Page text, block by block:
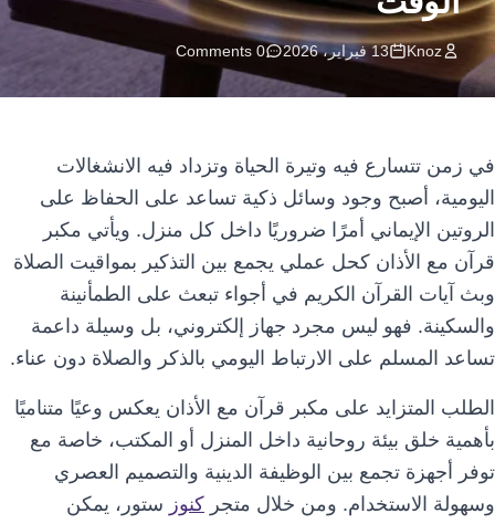
اللغة
العملة
Knoz 13 فبراير، 2026 0 Comments
في زمن تتسارع فيه وتيرة الحياة وتزداد فيه الانشغالات
اليومية، أصبح وجود وسائل ذكية تساعد على الحفاظ على
الروتين الإيماني أمرًا ضروريًا داخل كل منزل. ويأتي مكبر
قرآن مع الأذان كحل عملي يجمع بين التذكير بمواقيت الصلاة
وبث آيات القرآن الكريم في أجواء تبعث على الطمأنينة
والسكينة. فهو ليس مجرد جهاز إلكتروني، بل وسيلة داعمة
تساعد المسلم على الارتباط اليومي بالذكر والصلاة دون عناء.
الطلب المتزايد على مكبر قرآن مع الأذان يعكس وعيًا متناميًا
بأهمية خلق بيئة روحانية داخل المنزل أو المكتب، خاصة مع
توفر أجهزة تجمع بين الوظيفة الدينية والتصميم العصري
وسهولة الاستخدام. ومن خلال متجر كنوز ستور، يمكن